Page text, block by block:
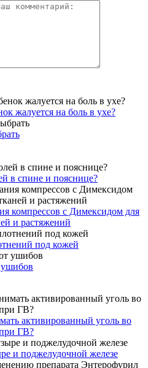
жалуется на боль в ухе?
в спине и пояснице?
компрессов с Димексидом для
и растяжений
под кожей
ушибов
активированный уголь во
ГВ?
и поджелудочной железе